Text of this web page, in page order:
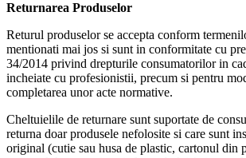
Returnarea Produselor
Returul produselor se accepta conform
mentionati mai jos si sunt in conformitate cu
34/2014 privind drepturile consumatorilor in
incheiate cu profesionistii, precum si pentru
completarea unor acte normative.
Cheltuielile de returnare sunt suportate de
returna doar produsele nefolosite si care sunt
original (cutie sau husa de plastic, cartonul din